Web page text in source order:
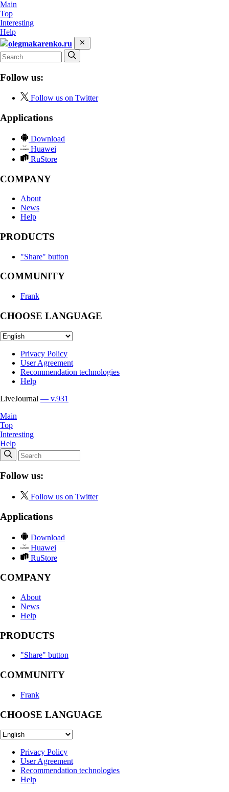
Main
Top
Interesting
Help
olegmakarenko.ru
Follow us:
Follow us on Twitter
Applications
Download
Huawei
RuStore
COMPANY
About
News
Help
PRODUCTS
"Share" button
COMMUNITY
Frank
CHOOSE LANGUAGE
Privacy Policy
User Agreement
Recommendation technologies
Help
LiveJournal — v.931
Main
Top
Interesting
Help
Follow us:
Follow us on Twitter
Applications
Download
Huawei
RuStore
COMPANY
About
News
Help
PRODUCTS
"Share" button
COMMUNITY
Frank
CHOOSE LANGUAGE
Privacy Policy
User Agreement
Recommendation technologies
Help